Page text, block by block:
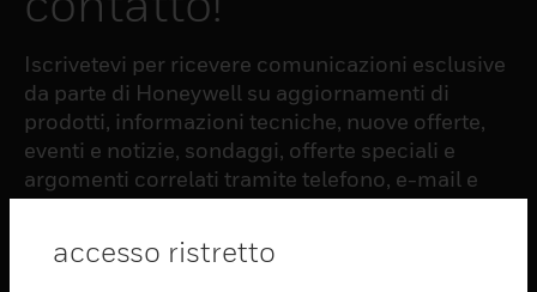
Iscrivetevi per ricevere comunicazioni esclusive
da parte di Honeywell su aggiornamenti di
prodotti, informazioni tecniche, nuove offerte,
eventi e notizie, sondaggi, offerte speciali e
argomenti correlati tramite telefono, e-mail e
accesso ristretto